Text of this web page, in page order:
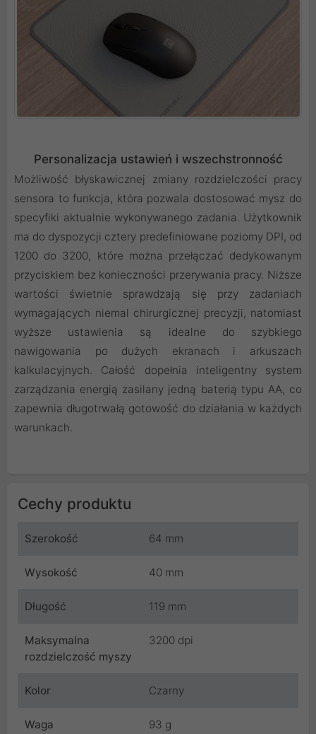
Personalizacja ustawień i wszechstronność
Możliwość błyskawicznej zmiany rozdzielczości pracy
sensora to funkcja, która pozwala dostosować mysz do
specyfiki aktualnie wykonywanego zadania. Użytkownik
ma do dyspozycji cztery predefiniowane poziomy DPI, od
1200 do 3200, które można przełączać dedykowanym
przyciskiem bez konieczności przerywania pracy. Niższe
wartości świetnie sprawdzają się przy zadaniach
wymagających niemal chirurgicznej precyzji, natomiast
wyższe ustawienia są idealne do szybkiego
nawigowania po dużych ekranach i arkuszach
kalkulacyjnych. Całość dopełnia inteligentny system
zarządzania energią zasilany jedną baterią typu AA, co
zapewnia długotrwałą gotowość do działania w każdych
warunkach.
Cechy produktu
Szerokość 64 mm
Wysokość 40 mm
Długość 119 mm
Maksymalna
rozdzielczość myszy
3200 dpi
Kolor Czarny
Waga 93 g